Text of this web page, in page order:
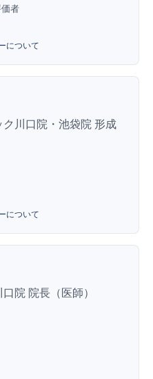
者
について
ク川口院・池袋院 形成
について
院 院長（医師）